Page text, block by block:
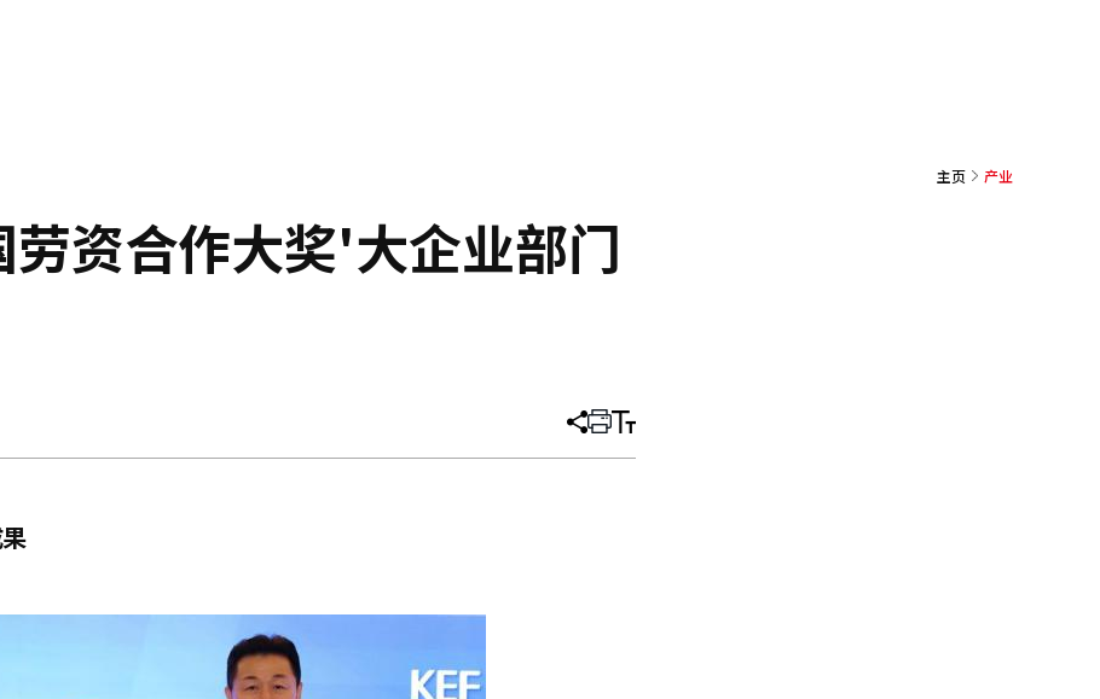
主页 产业
资合作大奖'大企业部门
分
文
打 调
大